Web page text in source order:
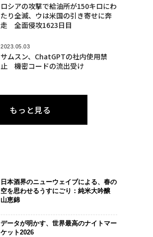
ロシアの攻撃で給油所が150キロにわ
たり全滅、ウは米国の引き寄せに奔
走 全面侵攻1623日目
2023.05.03
サムスン、ChatGPTの社内使用禁
止 機密コードの流出受け
もっと見る
日本酒界のニューウェイブによる、春の
空を思わせるうすにごり：純米大吟醸
山恵錦
データが明かす、世界最高のナイトマー
ケット2026